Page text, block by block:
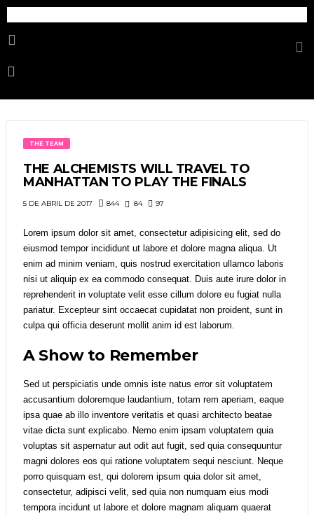
THE TEAM
THE ALCHEMISTS WILL TRAVEL TO
MANHATTAN TO PLAY THE FINALS
5 DE ABRIL DE 2017 844 84 97
Lorem ipsum dolor sit amet, consectetur adipisicing elit, sed do
eiusmod tempor incididunt ut labore et dolore magna aliqua. Ut
enim ad minim veniam, quis nostrud exercitation ullamco laboris
nisi ut aliquip ex ea commodo consequat. Duis aute irure dolor in
reprehenderit in voluptate velit esse cillum dolore eu fugiat nulla
pariatur. Excepteur sint occaecat cupidatat non proident, sunt in
culpa qui officia deserunt mollit anim id est laborum.
A Show to Remember
Sed ut perspiciatis unde omnis iste natus error sit voluptatem
accusantium doloremque laudantium, totam rem aperiam, eaque
ipsa quae ab illo inventore veritatis et quasi architecto beatae
vitae dicta sunt explicabo. Nemo enim ipsam voluptatem quia
voluptas sit aspernatur aut odit aut fugit, sed quia consequuntur
magni dolores eos qui ratione voluptatem sequi nesciunt. Neque
porro quisquam est, qui dolorem ipsum quia dolor sit amet,
consectetur, adipisci velit, sed quia non numquam eius modi
tempora incidunt ut labore et dolore magnam aliquam quaerat